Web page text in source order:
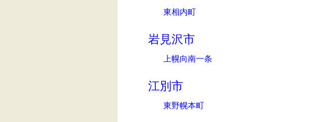
東相内町
岩見沢市
上幌向南一条
江別市
東野幌本町